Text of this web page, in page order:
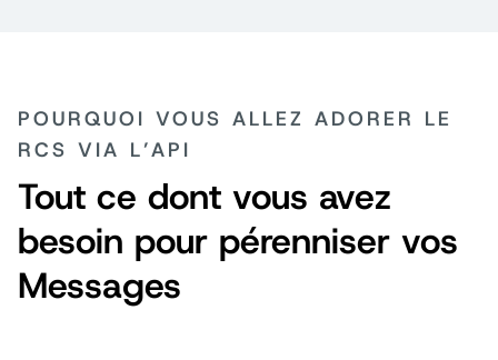
POURQUOI VOUS ALLEZ ADORER LE
RCS VIA L’API
Tout ce dont vous avez
besoin pour pérenniser vos
Messages